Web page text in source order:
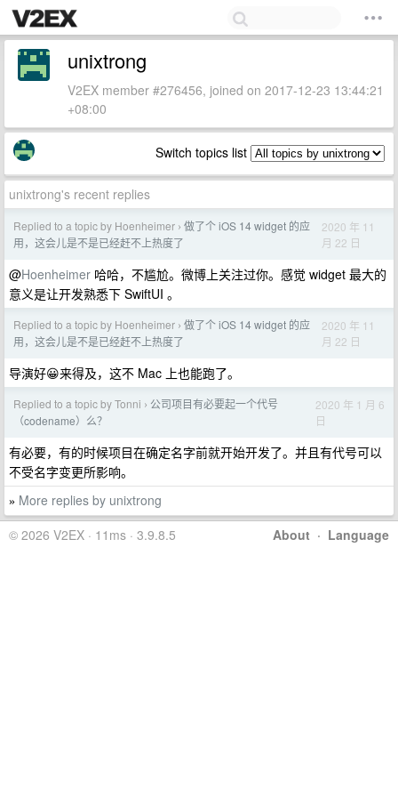
unixtrong
V2EX member #276456, joined on 2017-12-23 13:44:21
+08:00
Switch topics list
unixtrong's recent replies
Replied to a topic by Hoenheimer › 做了个 iOS 14 widget 的应
用，这会儿是不是已经赶不上热度了
2020 年 11
月 22 日
@Hoenheimer 哈哈，不尴尬。微博上关注过你。感觉 widget 最大的
意义是让开发熟悉下 SwiftUI 。
Replied to a topic by Hoenheimer › 做了个 iOS 14 widget 的应
用，这会儿是不是已经赶不上热度了
2020 年 11
月 22 日
导演好😀来得及，这不 Mac 上也能跑了。
Replied to a topic by Tonni › 公司项目有必要起一个代号
（codename）么？
2020 年 1 月 6
日
有必要，有的时候项目在确定名字前就开始开发了。并且有代号可以
不受名字变更所影响。
» More replies by unixtrong
About · Language
© 2026 V2EX · 11ms · 3.9.8.5